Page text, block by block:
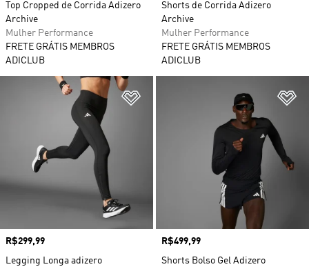
Top Cropped de Corrida Adizero
Archive
Mulher Performance
FRETE GRÁTIS MEMBROS
ADICLUB
Shorts de Corrida Adizero
Archive
Mulher Performance
FRETE GRÁTIS MEMBROS
ADICLUB
Adicionar à Lista de Desejos
Preço
R$299,99
Legging Longa adizero
Preço
R$499,99
Shorts Bolso Gel Adizero